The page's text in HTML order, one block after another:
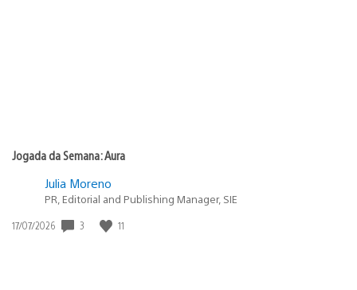
Jogada da Semana: Aura
Julia Moreno
PR, Editorial and Publishing Manager, SIE
Data
17/07/2026 3 11